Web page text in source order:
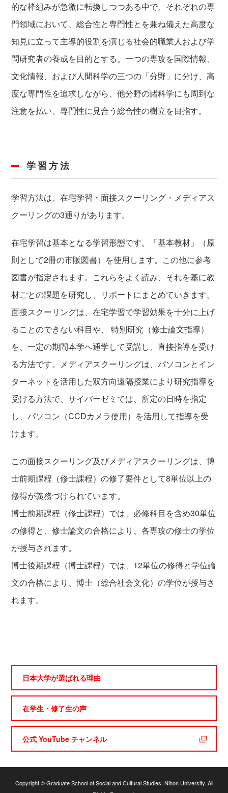
的な枠組みが急激に転換しつつある中で、それぞれの専
門領域において、総合性と専門性とを兼ね備えた高度な
知見に立って主導的役割を演じる社会的職業人および学
問研究者の養成を目的とする。一つの専攻を国際情報、
文化情報、および人間科学の三つの「分野」に分け、高
度な専門性を追求しながら、他分野の諸科学にも周到な
注意を払い、専門性に見合う総合性の樹立を目指す。
学習方法
学習方法は、在宅学習・面接スクーリング・メディアス
クーリングの3通りがあります。
在宅学習は基本となる学習形態です。「基本教材」（原
則として2冊の市販図書）を使用します。この他に参考
図書が指定されます。これらをよく読み、それを基に教
材ごとの課題を研究し、リポートにまとめていきます。
面接スクーリングは、在宅学習で学習効果を十分に上げ
ることのできない科目や、 特別研究（修士論文指導）
を、一定の期間本学へ通学して受講し、直接指導を受け
る方法です。メディアスクーリングは、パソコンとイン
ターネットを活用した双方向遠隔授業により研究指導を
受ける方法で、サイバーゼミでは、所定の日時を指定
し、パソコン（CCDカメラ使用）を活用して指導を受
けます。
この面接スクーリング及びメディアスクーリングは、博
士前期課程（修士課程）の修了要件として8単位以上の
修得が義務づけられています。
博士前期課程（修士課程）では、必修科目を含め30単位
の修得と、修士論文の合格により、各専攻の修士の学位
が授与されます。
博士後期課程（博士課程）では、12単位の修得と学位論
文の合格により、博士（総合社会文化）の学位が授与さ
れます。
日本大学が選ばれる理由
在学生・修了生の声
公式 YouTube チャンネル
Copyright © Graduate School of Social and Cultural Studies, Nihon University. All